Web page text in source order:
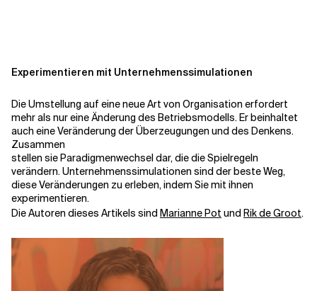
Experimentieren mit Unternehmenssimulationen
Die Umstellung auf eine neue Art von Organisation erfordert
mehr als nur eine Änderung des Betriebsmodells. Er beinhaltet
auch eine Veränderung der Überzeugungen und des Denkens.
Zusammen
stellen sie Paradigmenwechsel dar, die die Spielregeln
verändern. Unternehmenssimulationen sind der beste Weg,
diese Veränderungen zu erleben, indem Sie mit ihnen
experimentieren.
Die Autoren dieses Artikels sind Marianne Pot und Rik de Groot.